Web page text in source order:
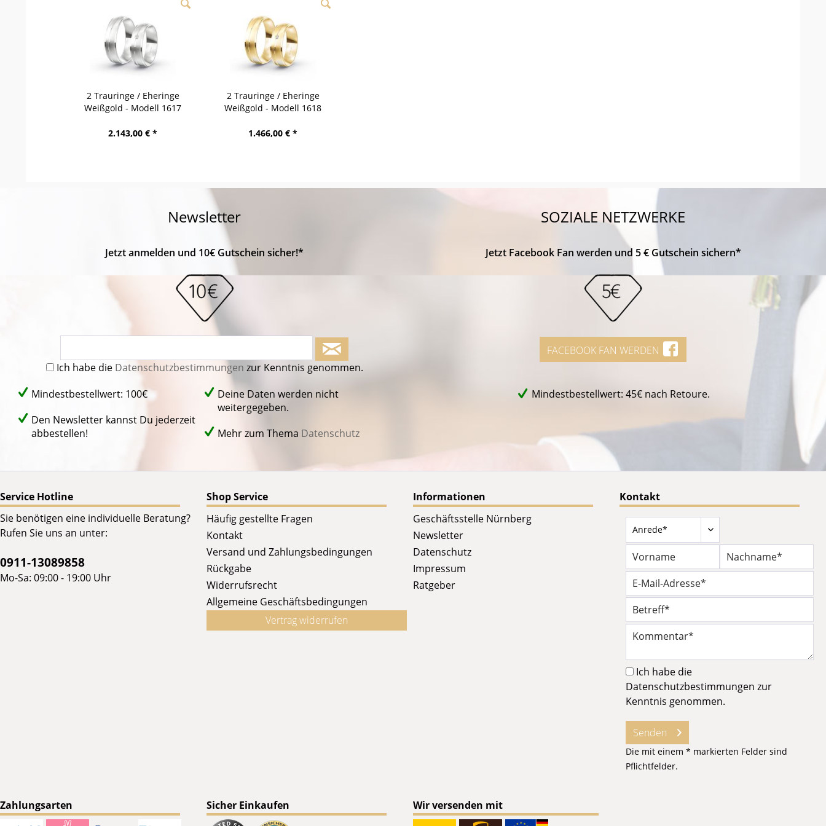
2 Trauringe / Eheringe
Weißgold - Modell 1617
2.143,00 € *
2 Trauringe / Eheringe
Weißgold - Modell 1618
1.466,00 € *
Newsletter
Jetzt anmelden und 10€ Gutschein sicher!*
Ich habe die Datenschutzbestimmungen zur Kenntnis genommen.
Mindestbestellwert: 100€
Den Newsletter kannst Du jederzeit
abbestellen!
Deine Daten werden nicht
weitergegeben.
Mehr zum Thema Datenschutz
SOZIALE NETZWERKE
Jetzt Facebook Fan werden und 5 € Gutschein sichern*
FACEBOOK FAN WERDEN
Mindestbestellwert: 45€ nach Retoure.
Service Hotline
Sie benötigen eine individuelle Beratung?
Rufen Sie uns an unter:
0911-13089858
Mo-Sa: 09:00 - 19:00 Uhr
Shop Service
Häufig gestellte Fragen
Kontakt
Versand und Zahlungsbedingungen
Rückgabe
Widerrufsrecht
Allgemeine Geschäftsbedingungen
Vertrag widerrufen
Informationen
Geschäftsstelle Nürnberg
Newsletter
Datenschutz
Impressum
Ratgeber
Kontakt
Ich habe die
Datenschutzbestimmungen zur
Kenntnis genommen.
Senden
Die mit einem * markierten Felder sind
Pflichtfelder.
Zahlungsarten Sicher Einkaufen Wir versenden mit